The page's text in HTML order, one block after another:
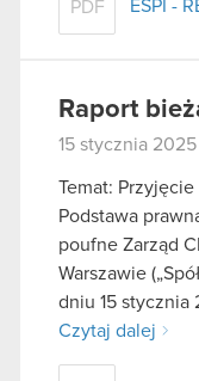
PDF ESPI -
Raport
15 stycznia 2025
Temat:
Podstawa
poufne Zarząd
Warszawie
dniu 15 stycznia
Czytaj dalej